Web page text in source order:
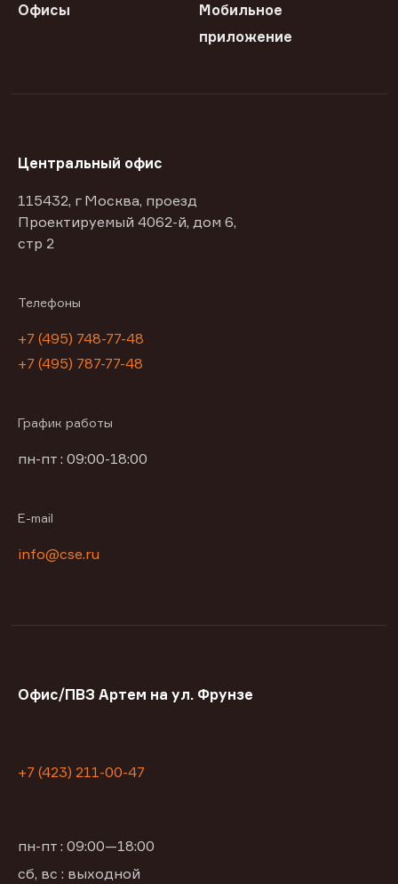
Офисы
Мобильное
приложение
Центральный офис
115432, г Москва, проезд
Проектируемый 4062-й, дом 6,
стр 2
Телефоны
+7 (495) 748-77-48
+7 (495) 787-77-48
График работы
пн-пт : 09:00-18:00
E-mail
info@cse.ru
Офис/ПВЗ Артем на ул. Фрунзе
+7 (423) 211-00-47
пн-пт : 09:00—18:00
сб, вс : выходной